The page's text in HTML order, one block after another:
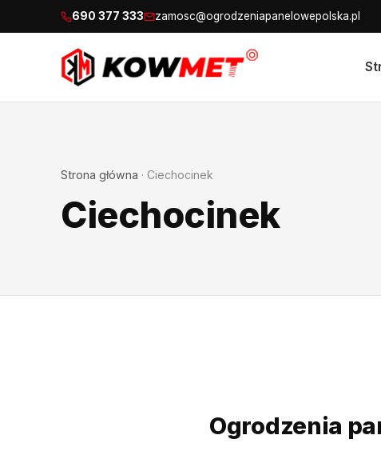
690 377 333 zamosc@ogrodzeniapanelowepolska.pl
Strona główna · Ciechocinek
Ciechocinek
Ogrodzenia